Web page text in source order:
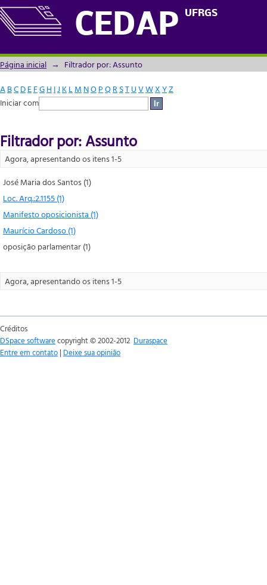
CEDAP UFRGS
Filtrador por: Assunto
Página inicial → Filtrador por: Assunto
ABCDEFGH IJ KLM NOPQRSTUVWXYZ
Iniciar com
Filtrador por: Assunto
Agora, apresentando os itens 1-5
José Maria dos Santos (1)
Loc. Arq.:2.1155 (1)
Manifesto oposicionista (1)
Maurício Cardoso (1)
oposição parlamentar (1)
Agora, apresentando os itens 1-5
Créditos
DSpace softwarecopyright © 2002-2012 Duraspace
Entre em contato | Deixe sua opinião